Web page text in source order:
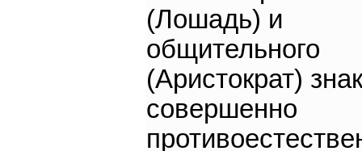
(Лошадь) и
общительного
(Аристократ)
совершенно